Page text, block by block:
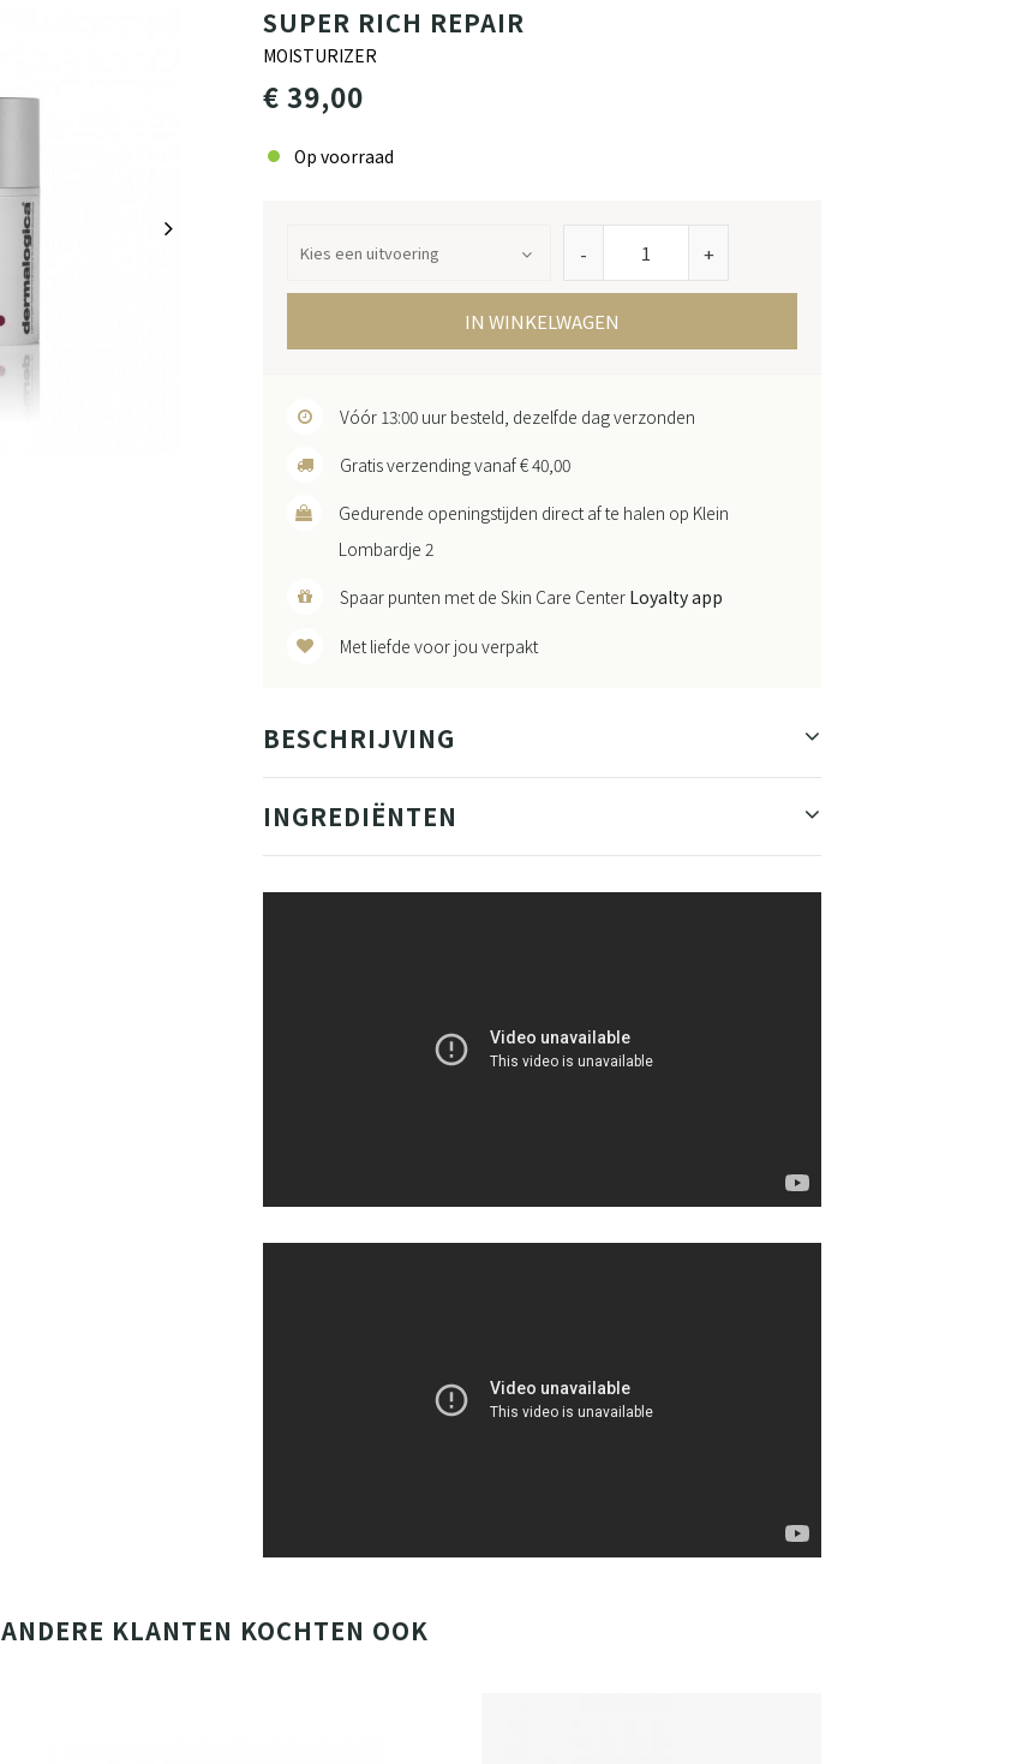
SUPER RICH REPAIR
MOISTURIZER
€ 39,00
Op voorraad
- +
IN WINKELWAGEN
Vóór 13:00 uur besteld, dezelfde dag verzonden
Gratis verzending vanaf € 40,00
Gedurende openingstijden direct af te halen op Klein
Lombardje 2
Spaar punten met de Skin Care Center Loyalty app
Met liefde voor jou verpakt
BESCHRIJVING
INGREDIËNTEN
ANDERE KLANTEN KOCHTEN OOK